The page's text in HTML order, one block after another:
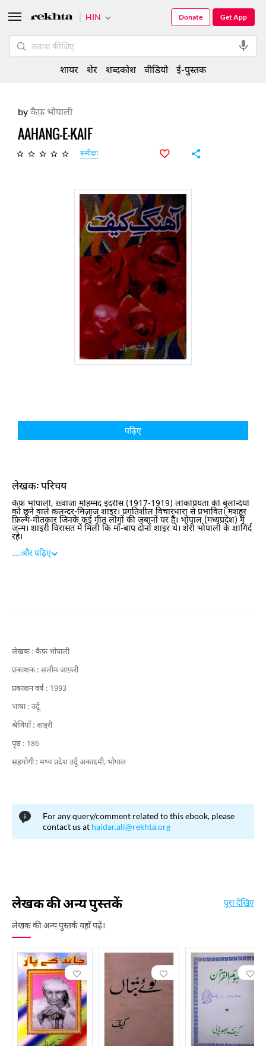
byकैफ़ भोपाली
AAHANG-E-KAIF
समीक्षा
पढ़िए
लेखक: परिचय
कैफ़ भोपाली, ख़्वाजा मोहम्मद इदरीस (1917-1919) लोकप्रियता की बुलन्दियों
को छूने वाले क़लन्दर-मिज़ाज शाइर। प्रगतिशील विचारधारा से प्रभावित। मशहूर
फ़िल्म-गीतकार जिनके कई गीत लोगों की ज़बानों पर हैं। भोपाल (मध्यप्रदेश) में
जन्म। शाइरी विरासत में मिली कि माँ-बाप दोनों शाइर थे। शेरी भोपाली के शागिर्द
रहे।
.....और पढ़िए
लेखक : कैफ़ भोपाली
प्रकाशक : सलीम जाफ़री
प्रकाशन वर्ष : 1993
भाषा : उर्दू
श्रेणियाँ : शाइरी
पृष्ठ : 186
सहयोगी : मध्य प्रदेश उर्दू अकादमी, भोपाल
For any query/comment related to this ebook, please
contact us at haidar.ali@rekhta.org
लेखक की अन्य पुस्तकें
लेखक की अन्य पुस्तकें यहाँ पढ़ें।
पूरा देखिए
HIN Get App
Donate
शायर शेर शब्दकोश वीडियो ई-पुस्तक